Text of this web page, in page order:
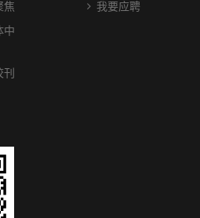
焦
中
刊
我要应聘